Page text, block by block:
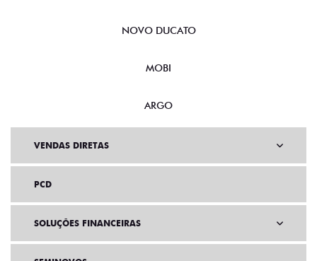
NOVO DUCATO
MOBI
ARGO
VENDAS DIRETAS
PCD
SOLUÇÕES FINANCEIRAS